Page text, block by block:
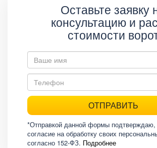
Оставьте заявку
консультацию и
стоимости
ОТПРАВИТЬ
*Отправкой данной формы
согласие на обработку своих
согласно 152-ФЗ. Подробнее